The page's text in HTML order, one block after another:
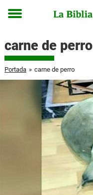
Toggle
carne de perro
Portada » carne de perro